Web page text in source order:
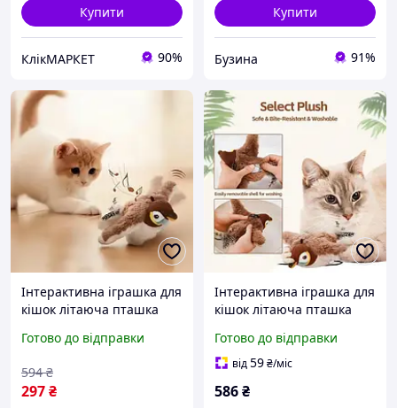
Купити
КлікМАРКЕТ 90%
Купити
Бузина 91%
Інтерактивна іграшка для
кішок літаюча пташка
махає крилами IW-72
Готово до відправки
297₴
594 ₴
Інтерактивна іграшка для
кішок літаюча пташка
махає крилами BH-45
Готово до відправки
від59₴/міс
586₴